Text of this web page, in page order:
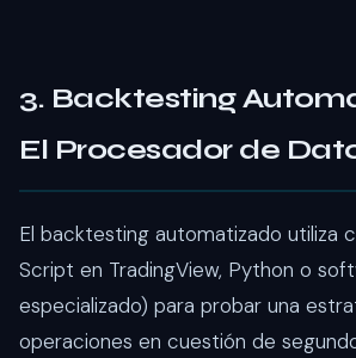
3. Backtesting
El Procesador de
El backtesting automatizado utiliza
Script en TradingView, Python o
especializado) para probar una
operaciones en cuestión de